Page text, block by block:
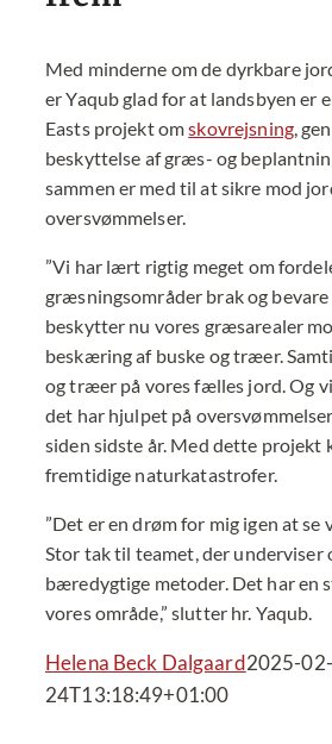
Med minderne om de dyrkbare
er Yaqub glad for at landsbyen er
Easts projekt omskovrejsning,
beskyttelse af græs- og
sammen er med til at sikre mod
oversvømmelser.
”Vi har lært rigtig meget om
græsningsområder brak og
beskytter nu vores græsarealer
beskæring af buske og træer.
og træer på vores fælles jord. Og
det har hjulpet på
siden sidste år. Med dette projekt
fremtidige naturkatastrofer.
”Det er en drøm for mig igen at se
Stor tak til teamet, der underviser
bæredygtige metoder. Det har en
vores område,” slutter hr. Yaqub.
Helena Beck Dalgaard2025-02-
24T13:18:49+01:00